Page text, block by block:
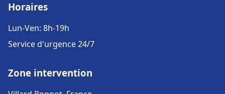
Horaires
Lun-Ven: 8h-19h
Service d'urgence 24/7
Zone intervention